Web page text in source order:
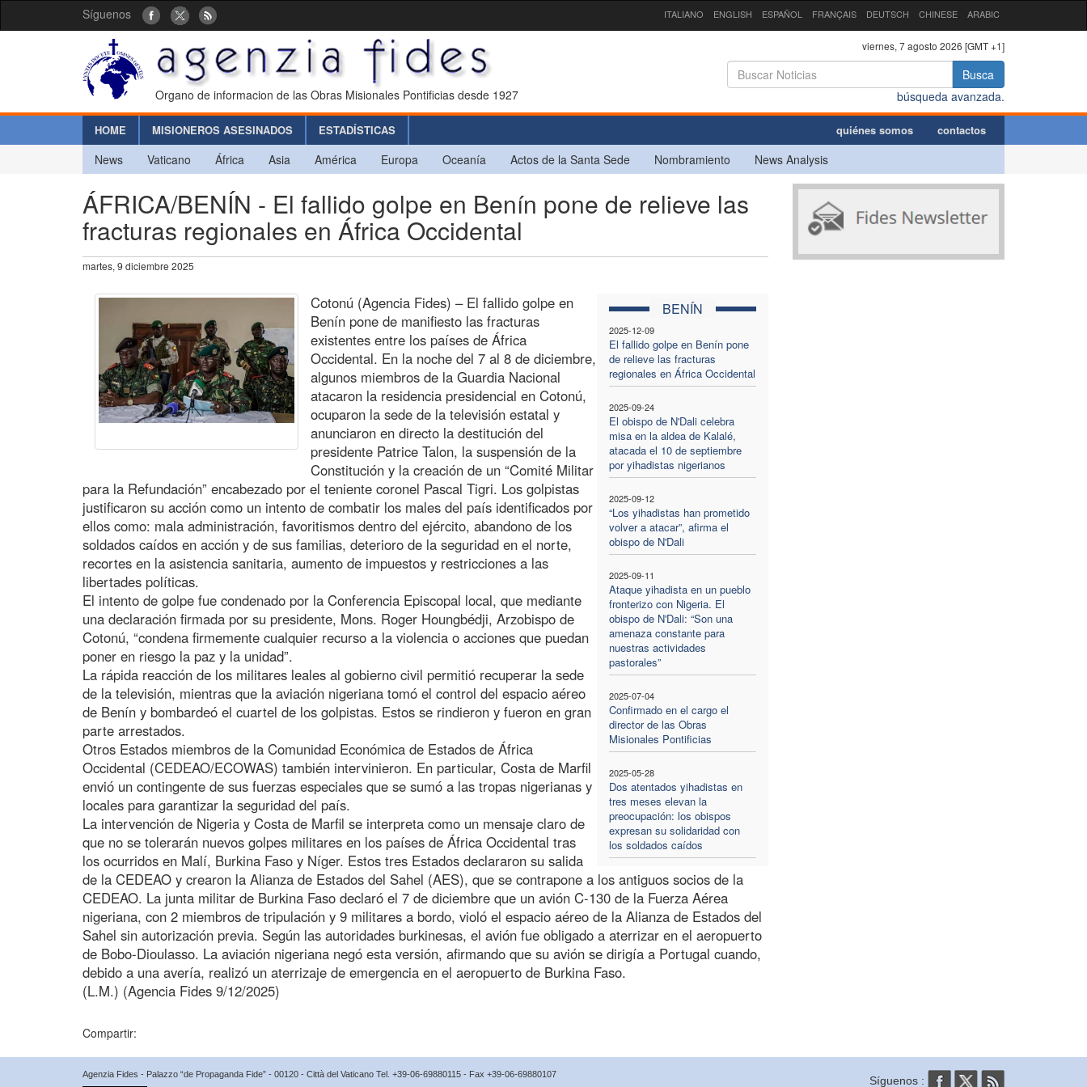
Síguenos ITALIANO ENGLISH ESPAÑOL FRANÇAIS DEUTSCH CHINESE ARABIC
Organo de informacion de las Obras Misionales Pontificias desde 1927
viernes, 7 agosto 2026 [GMT +1]
Busca
búsqueda avanzada.
HOME MISIONEROS ASESINADOS ESTADÍSTICAS quiénes somos contactos
News Vaticano África Asia América Europa Oceanía Actos de la Santa Sede Nombramiento News Analysis
ÁFRICA/BENÍN - El fallido golpe en Benín pone de relieve las
fracturas regionales en África Occidental
martes, 9 diciembre 2025
BENÍN
2025-12-09
El fallido golpe en Benín pone
de relieve las fracturas
regionales en África Occidental
2025-09-24
El obispo de N'Dali celebra
misa en la aldea de Kalalé,
atacada el 10 de septiembre
por yihadistas nigerianos
2025-09-12
“Los yihadistas han prometido
volver a atacar”, afirma el
obispo de N'Dali
2025-09-11
Ataque yihadista en un pueblo
fronterizo con Nigeria. El
obispo de N'Dali: “Son una
amenaza constante para
nuestras actividades
pastorales”
2025-07-04
Confirmado en el cargo el
director de las Obras
Misionales Pontificias
2025-05-28
Dos atentados yihadistas en
tres meses elevan la
preocupación: los obispos
expresan su solidaridad con
los soldados caídos
Cotonú (Agencia Fides) – El fallido golpe en
Benín pone de manifiesto las fracturas
existentes entre los países de África
Occidental. En la noche del 7 al 8 de diciembre,
algunos miembros de la Guardia Nacional
atacaron la residencia presidencial en Cotonú,
ocuparon la sede de la televisión estatal y
anunciaron en directo la destitución del
presidente Patrice Talon, la suspensión de la
Constitución y la creación de un “Comité Militar
para la Refundación” encabezado por el teniente coronel Pascal Tigri. Los golpistas
justificaron su acción como un intento de combatir los males del país identificados por
ellos como: mala administración, favoritismos dentro del ejército, abandono de los
soldados caídos en acción y de sus familias, deterioro de la seguridad en el norte,
recortes en la asistencia sanitaria, aumento de impuestos y restricciones a las
libertades políticas.
El intento de golpe fue condenado por la Conferencia Episcopal local, que mediante
una declaración firmada por su presidente, Mons. Roger Houngbédji, Arzobispo de
Cotonú, “condena firmemente cualquier recurso a la violencia o acciones que puedan
poner en riesgo la paz y la unidad”.
La rápida reacción de los militares leales al gobierno civil permitió recuperar la sede
de la televisión, mientras que la aviación nigeriana tomó el control del espacio aéreo
de Benín y bombardeó el cuartel de los golpistas. Estos se rindieron y fueron en gran
parte arrestados.
Otros Estados miembros de la Comunidad Económica de Estados de África
Occidental (CEDEAO/ECOWAS) también intervinieron. En particular, Costa de Marfil
envió un contingente de sus fuerzas especiales que se sumó a las tropas nigerianas y
locales para garantizar la seguridad del país.
La intervención de Nigeria y Costa de Marfil se interpreta como un mensaje claro de
que no se tolerarán nuevos golpes militares en los países de África Occidental tras
los ocurridos en Malí, Burkina Faso y Níger. Estos tres Estados declararon su salida
de la CEDEAO y crearon la Alianza de Estados del Sahel (AES), que se contrapone a los antiguos socios de la
CEDEAO. La junta militar de Burkina Faso declaró el 7 de diciembre que un avión C-130 de la Fuerza Aérea
nigeriana, con 2 miembros de tripulación y 9 militares a bordo, violó el espacio aéreo de la Alianza de Estados del
Sahel sin autorización previa. Según las autoridades burkinesas, el avión fue obligado a aterrizar en el aeropuerto
de Bobo-Dioulasso. La aviación nigeriana negó esta versión, afirmando que su avión se dirigía a Portugal cuando,
debido a una avería, realizó un aterrizaje de emergencia en el aeropuerto de Burkina Faso.
(L.M.) (Agencia Fides 9/12/2025)
Compartir:
Agenzia Fides - Palazzo “de Propaganda Fide” - 00120 - Città del Vaticano Tel. +39-06-69880115 - Fax +39-06-69880107
Síguenos :